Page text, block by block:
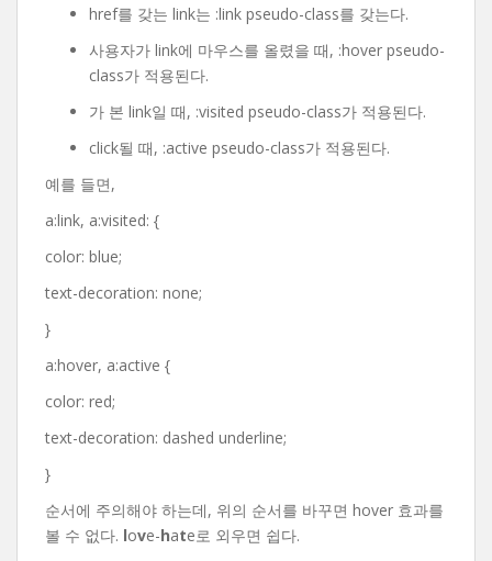
href를 갖는 link는 :link pseudo-class를 갖는다.
사용자가 link에 마우스를 올렸을 때, :hover pseudo-
class가 적용된다.
가 본 link일 때, :visited pseudo-class가 적용된다.
click될 때, :active pseudo-class가 적용된다.
예를 들면,
a:link, a:visited: {
color: blue;
text-decoration: none;
}
a:hover, a:active {
color: red;
text-decoration: dashed underline;
}
순서에 주의해야 하는데, 위의 순서를 바꾸면 hover 효과를
볼 수 없다. love-hate로 외우면 쉽다.